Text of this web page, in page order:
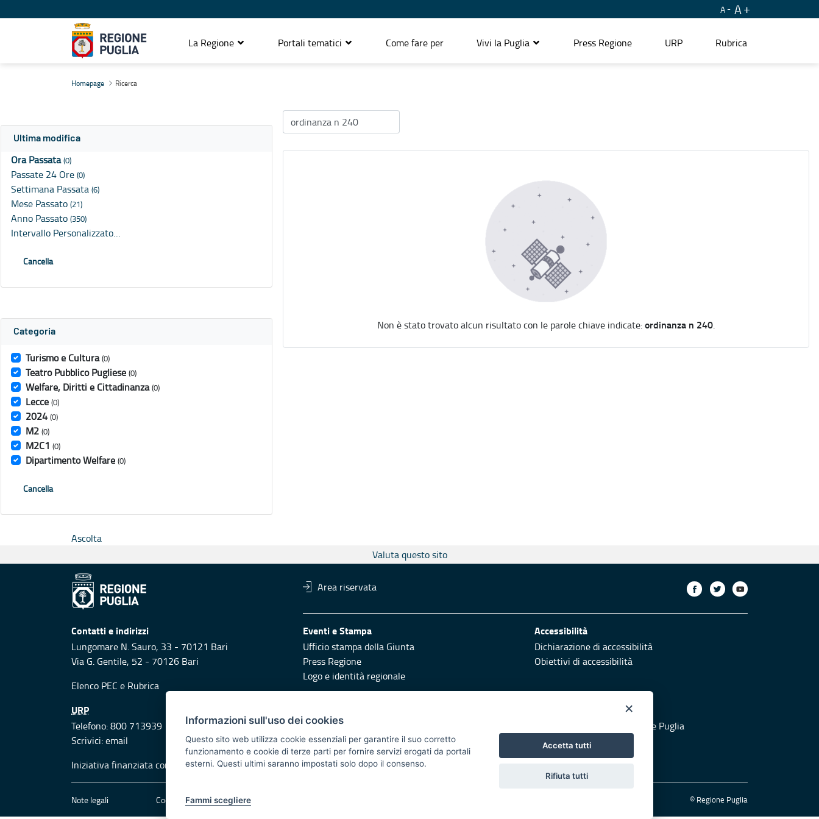
A A
La Regione Portali tematici Come fare per Vivi la Puglia Press Regione URP Rubrica
Homepage Ricerca
Ultima modifica
Ora Passata(0)
Passate 24 Ore (0)
Settimana Passata (6)
Mese Passato (21)
Anno Passato (350)
Intervallo Personalizzato…
Cancella
Categoria
Turismo e Cultura (0)
Teatro Pubblico Pugliese (0)
Welfare, Diritti e Cittadinanza (0)
Lecce (0)
2024 (0)
M2 (0)
M2C1 (0)
Dipartimento Welfare (0)
Cancella
Non è stato trovato alcun risultato con le parole chiave indicate:ordinanza n 240.
Ascolta
Valuta questo sito
Area riservata
Contatti e indirizzi
Lungomare N. Sauro, 33 - 70121 Bari
Via G. Gentile, 52 - 70126 Bari
Elenco PEC e Rubrica
Eventi e Stampa
Ufficio stampa della Giunta
Press Regione
Logo e identità regionale
Accessibilità
Dichiarazione di accessibilità
Obiettivi di accessibilità
URP
Telefono: 800 713939
Scrivici:email
Responsabili di pubblicazione Vai al sito di Protezione Civile Puglia
Iniziativa finanziata con risorse del POR Puglia 2014/2020 - Asse XI
Note legali Cookie e privacy © Regione Puglia
×
Informazioni sull'uso dei cookies
Questo sito web utilizza cookie essenziali per garantire il suo corretto
funzionamento e cookie di terze parti per fornire servizi erogati da portali
esterni. Questi ultimi saranno impostati solo dopo il consenso.
Fammi scegliere
Accetta tutti
Rifiuta tutti